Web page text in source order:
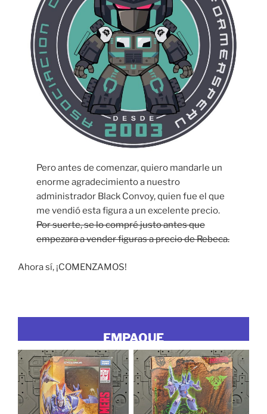
Pero antes de comenzar, quiero mandarle un
enorme agradecimiento a nuestro
administrador Black Convoy, quien fue el que
me vendió esta figura a un excelente precio.
Por suerte, se lo compré justo antes que
empezara a vender figuras a precio de Rebeca.
Ahora sí, ¡COMENZAMOS!
EMPAQUE